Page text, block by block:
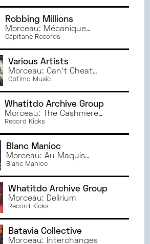
Robbing Millions
Morceau: Mécanique
Ondulatoire
Capitane Records
Various Artists
Morceau: Can't Cheat
Karma
Optimo Music
Whatitdo Archive Group
Morceau: The Cashmere
Chamber
Record Kicks
Blanc Manioc
Morceau: Au Maquis
Electroniq
Blanc Manioc
Whatitdo Archive Group
Morceau: Delirium
Record Kicks
Batavia Collective
Morceau: Interchanges